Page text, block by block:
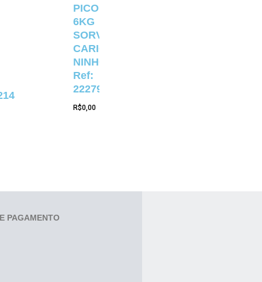
PICOLÉ
6KG
SORVETERIA
CARIOCA
NINHO
Ref:
22279
R$0,00
PAGAMENTO